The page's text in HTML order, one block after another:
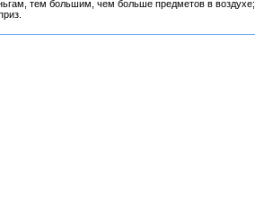
тем большим, чем больше предметов в воздухе;